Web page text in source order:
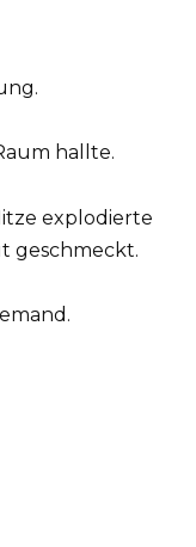
hallte.
explodierte
geschmeckt.